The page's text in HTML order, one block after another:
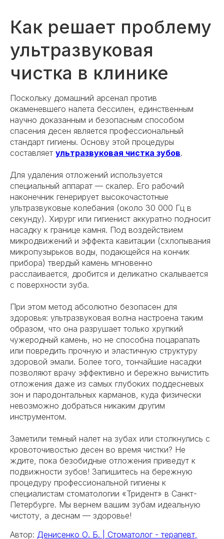
Как решает проблему
ультразвуковая
чистка в клинике
Поскольку домашний арсенал против
окаменевшего налета бессилен, единственным
научно доказанным и безопасным способом
спасения десен является профессиональный
стандарт гигиены. Основу этой процедуры
составляет ультразвуковая чистка зубов.
Для удаления отложений используется
специальный аппарат — скалер. Его рабочий
наконечник генерирует высокочастотные
ультразвуковые колебания (около 30 000 Гц в
секунду). Хирург или гигиенист аккуратно подносит
насадку к границе камня. Под воздействием
микродвижений и эффекта кавитации (схлопывания
микропузырьков воды, подающейся на кончик
прибора) твердый камень мгновенно
расслаивается, дробится и деликатно скалывается
с поверхности зуба.
При этом метод абсолютно безопасен для
здоровья: ультразвуковая волна настроена таким
образом, что она разрушает только хрупкий
чужеродный камень, но не способна поцарапать
или повредить прочную и эластичную структуру
здоровой эмали. Более того, тончайшие насадки
позволяют врачу эффективно и бережно вычистить
отложения даже из самых глубоких поддесневых
зон и пародонтальных карманов, куда физически
невозможно добраться никаким другим
инструментом.
Заметили темный налет на зубах или столкнулись с
кровоточивостью десен во время чистки? Не
ждите, пока безобидные отложения приведут к
подвижности зубов! Запишитесь на бережную
процедуру профессиональной гигиены к
специалистам стоматологии «Тридент» в Санкт-
Петербурге. Мы вернем вашим зубам идеальную
чистоту, а деснам — здоровье!
Автор: Денисенко О. Б. | Стоматолог - терапевт,